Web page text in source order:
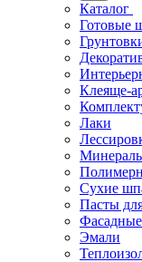
Каталог
Готовые
Клеяще-
Лаки
Сухие
Пасты
Эмали